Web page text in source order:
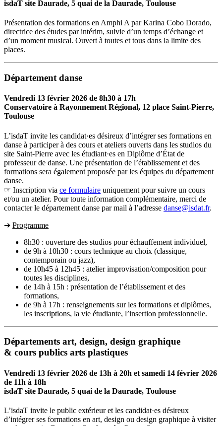
isdaT site Daurade, 5 quai de la Daurade, Toulouse
Présentation des formations en Amphi A par Karina Cobo Dorado,
directrice des études par intérim, suivie d’un temps d’échange et
d’un moment musical. Ouvert à toutes et tous dans la limite des
places.
Département danse
Vendredi 13 février 2026 de 8h30 à 17h
Conservatoire à Rayonnement Régional, 12 place Saint-Pierre,
Toulouse
L’isdaT invite les candidat·es désireux d’intégrer ses formations en
danse à participer à des cours et ateliers ouverts dans les studios du
site Saint-Pierre avec les étudiant·es en Diplôme d’État de
professeur de danse. Une présentation de l’établissement et des
formations sera également proposée par les équipes du département
danse.
☞ Inscription via ce formulaire uniquement pour suivre un cours
et/ou un atelier. Pour toute information complémentaire, merci de
contacter le département danse par mail à l’adresse danse@isdat.fr.
➔ Programme
8h30 : ouverture des studios pour échauffement individuel,
de 9h à 10h30 : cours technique au choix (classique,
contemporain ou jazz),
de 10h45 à 12h45 : atelier improvisation/composition pour
toutes les disciplines,
de 14h à 15h : présentation de l’établissement et des
formations,
de 9h à 17h : renseignements sur les formations et diplômes,
les inscriptions, la vie étudiante, l’insertion professionnelle.
Départements art, design, design graphique
& cours publics arts plastiques
Vendredi 13 février 2026 de 13h à 20h et samedi 14 février 2026
de 11h à 18h
isdaT site Daurade, 5 quai de la Daurade, Toulouse
L’isdaT invite le public extérieur et les candidat·es désireux
d’intégrer ses formations en art, design ou design graphique à visiter